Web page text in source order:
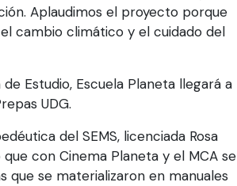
Aplaudimos el proyecto porque
cambio climático y el cuidado del
Estudio, Escuela Planeta llegará a
UDG.
del SEMS, licenciada Rosa
que con Cinema Planeta y el MCA se
que se materializaron en manuales